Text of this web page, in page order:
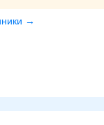
→